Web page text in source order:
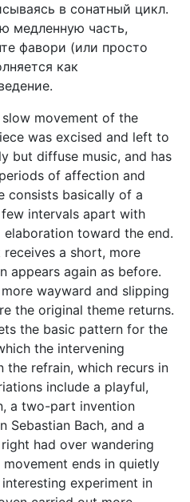
в сонатный цикл.
медленную часть,
фавори (или просто
как
movement of the
was excised and left to
but diffuse music, and has
of affection and
consists basically of a
intervals apart with
toward the end.
a short, more
appears again as before.
wayward and slipping
the original theme returns.
the basic pattern for the
the intervening
the refrain, which recurs in
include a playful,
a two-part invention
Sebastian Bach, and a
had over wandering
ends in quietly
experiment in